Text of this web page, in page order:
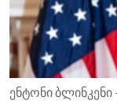
ENVIRONMENT
IDEALS AND
ენტონი ბლინკენი